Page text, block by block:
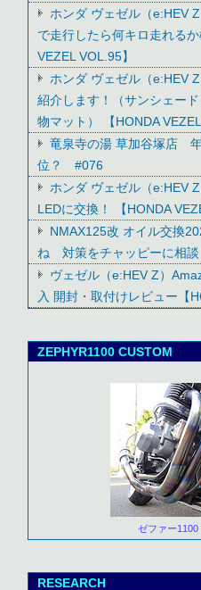
ホンダ ヴェゼル（e:HEV
で走行したら何キロ走れる
VEZEL VOL.95】
ホンダ ヴェゼル（e:HEV
紹介します！（サンシェー
物マット） 【HONDA VEZEL
竜泉寺の湯 草加谷塚店
位？ #076
ホンダ ヴェゼル（e:HEV
LEDに交換！ 【HONDA
NMAX125改 オイル交換
ね 対策をチャッピーに相談
ヴェゼル（e:HEV Z）
入 開封・取付けレビュー【
ZEPHYR1100 CUSTOM
ゼファー
RESEARCH